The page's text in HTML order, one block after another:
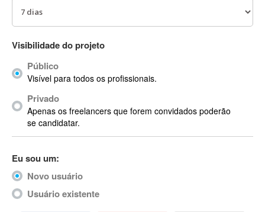
ACID Pro
ACPI
Acrobat
Acrobat X
Acronis
ACT
Actimize
ActionScript
ActionScript 3
Visibilidade do projeto
Público
Visível para todos os profissionais.
Privado
Apenas os freelancers que forem convidados poderão
se candidatar.
Eu sou um:
Novo usuário
Usuário existente